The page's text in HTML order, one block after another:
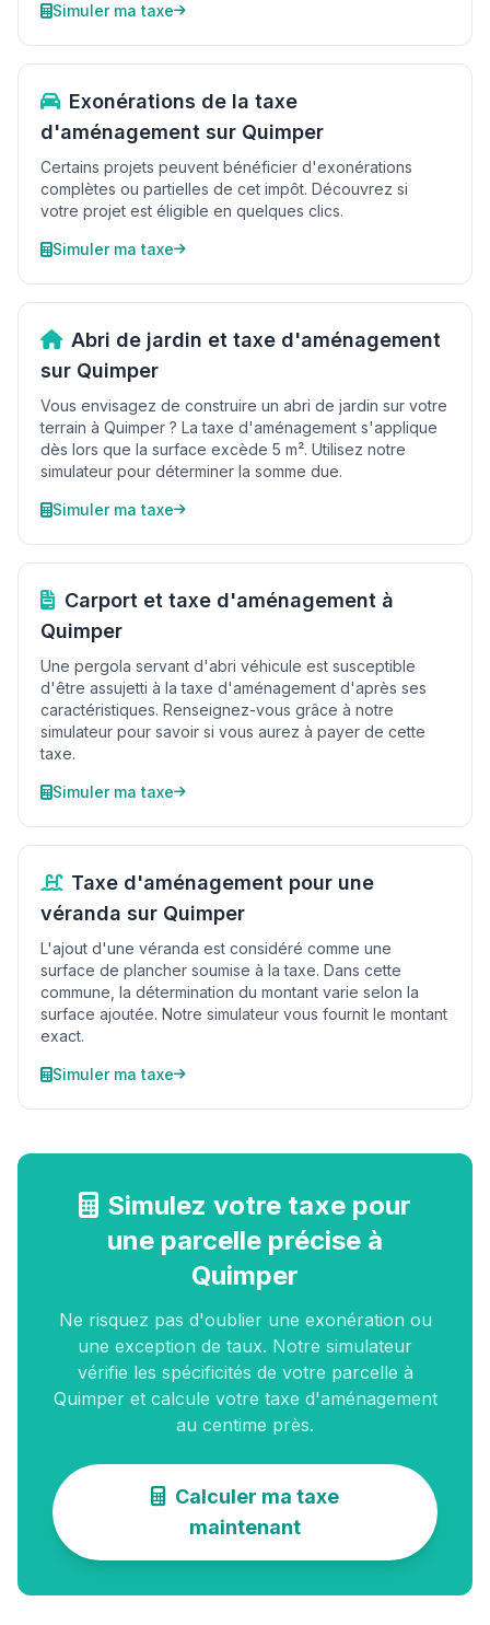
Simuler ma taxe
Exonérations de la taxe
d'aménagement sur Quimper
Certains projets peuvent bénéficier d'exonérations
complètes ou partielles de cet impôt. Découvrez si
votre projet est éligible en quelques clics.
Simuler ma taxe
Abri de jardin et taxe d'aménagement
sur Quimper
Vous envisagez de construire un abri de jardin sur votre
terrain à Quimper ? La taxe d'aménagement s'applique
dès lors que la surface excède 5 m². Utilisez notre
simulateur pour déterminer la somme due.
Simuler ma taxe
Carport et taxe d'aménagement à
Quimper
Une pergola servant d'abri véhicule est susceptible
d'être assujetti à la taxe d'aménagement d'après ses
caractéristiques. Renseignez-vous grâce à notre
simulateur pour savoir si vous aurez à payer de cette
taxe.
Simuler ma taxe
Taxe d'aménagement pour une
véranda sur Quimper
L'ajout d'une véranda est considéré comme une
surface de plancher soumise à la taxe. Dans cette
commune, la détermination du montant varie selon la
surface ajoutée. Notre simulateur vous fournit le montant
exact.
Simuler ma taxe
Simulez votre taxe pour
une parcelle précise à
Quimper
Ne risquez pas d'oublier une exonération ou
une exception de taux. Notre simulateur
vérifie les spécificités de votre parcelle à
Quimper et calcule votre taxe d'aménagement
au centime près.
Calculer ma taxe
maintenant